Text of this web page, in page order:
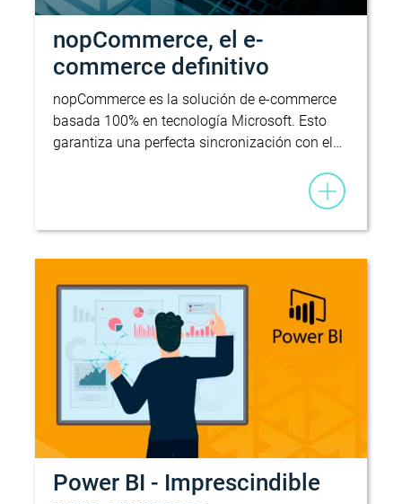
nopCommerce, el e-
commerce definitivo
nopCommerce es la solución de e-commerce
basada 100% en tecnología Microsoft. Esto
garantiza una perfecta sincronización con el…
Power BI - Imprescindible